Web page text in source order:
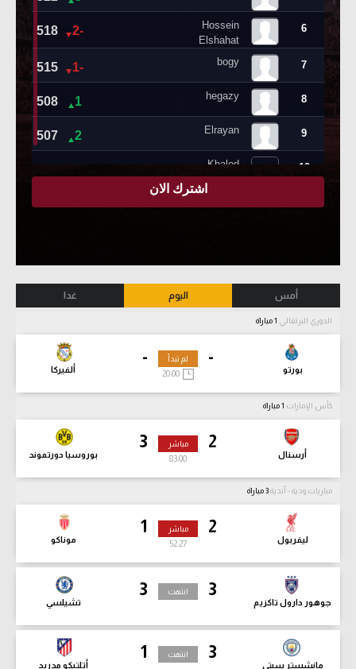
أمس اليوم غدا
الدوري البرتغالي
-
بورتو
-
ألفيركا
لم تبدأ
كأس الإمارات
2
أرسنال
3
بوروسيا دورتموند
مباشر
83:01
مباريات ودية - أندية
2
ليفربول
1
موناكو
مباشر
52:28
3
جوهور دارول تاكزيم
3
تشيلسي
انتهت
3
مانشستر سيتي
1
أتلتيكو مدريد
انتهت